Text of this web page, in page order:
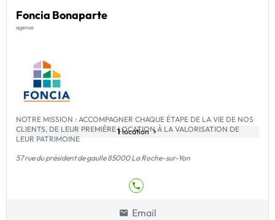
Foncia Bonaparte
agence
NOTRE MISSION : ACCOMPAGNER CHAQUE ÉTAPE DE LA VIE DE NOS
CLIENTS, DE LEUR PREMIÈRE LOCATION À LA VALORISATION DE
LEUR PATRIMOINE
1location
57 rue du président de gaulle 85000 La Roche-sur-Yon
Email